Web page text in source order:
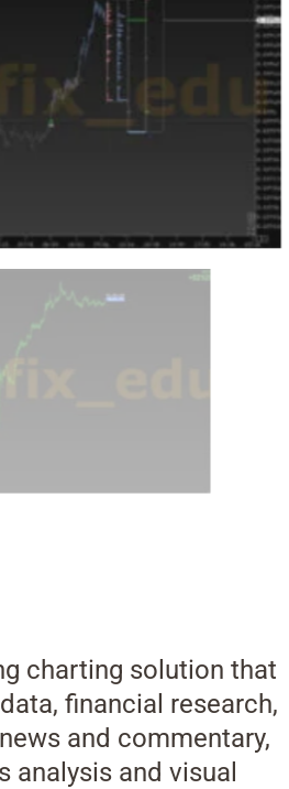
charting solution that
financial research,
and commentary,
analysis and visual